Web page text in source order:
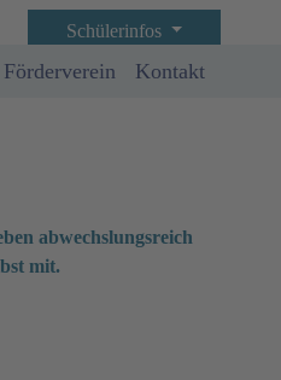
Schülerinfos
Förderverein Kontakt
abwechslungsreich
mit.